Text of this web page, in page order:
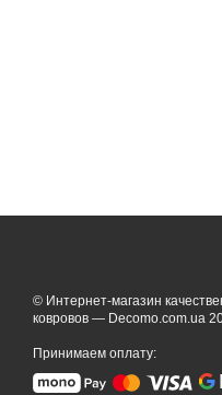
© Интернет-магазин
ковровов — Decomo.com.ua
Принимаем оплату: